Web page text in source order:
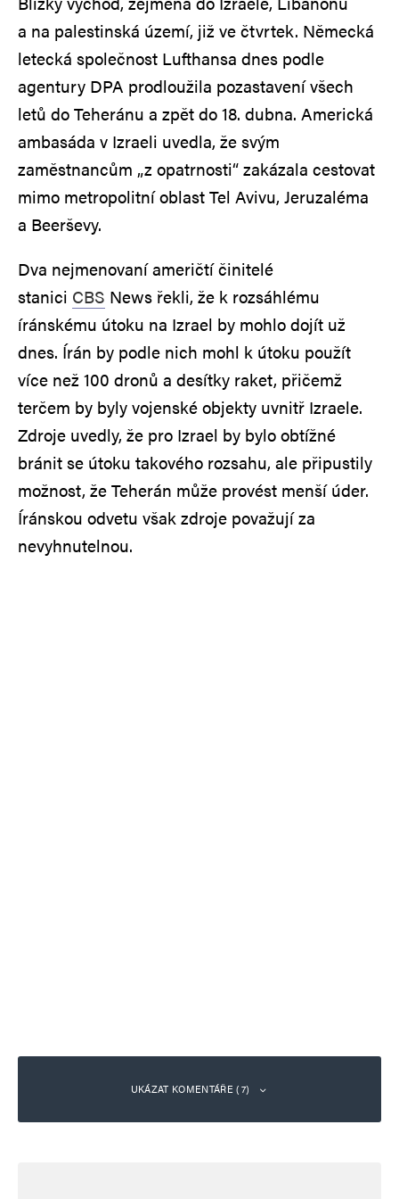
a na palestinská území, již ve čtvrtek. Německá
letecká společnost Lufthansa dnes podle
agentury DPA prodloužila pozastavení všech
letů do Teheránu a zpět do 18. dubna. Americká
ambasáda v Izraeli uvedla, že svým
zaměstnancům „z opatrnosti“ zakázala cestovat
mimo metropolitní oblast Tel Avivu, Jeruzaléma
a Beerševy.
Dva nejmenovaní američtí činitelé
stanici CBS News řekli, že k rozsáhlému
íránskému útoku na Izrael by mohlo dojít už
dnes. Írán by podle nich mohl k útoku použít
více než 100 dronů a desítky raket, přičemž
terčem by byly vojenské objekty uvnitř Izraele.
Zdroje uvedly, že pro Izrael by bylo obtížné
bránit se útoku takového rozsahu, ale připustily
možnost, že Teherán může provést menší úder.
Íránskou odvetu však zdroje považují za
nevyhnutelnou.
UKÁZAT KOMENTÁŘE (7)